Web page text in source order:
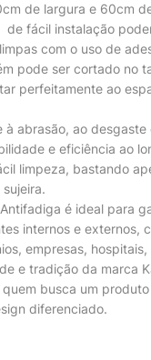
de largura e 60cm
de fácil instalação
com o uso de
pode ser cortado no
perfeitamente ao
à abrasão, ao desgaste
e eficiência ao
limpeza, bastando
é ideal para
internos e externos,
empresas,
e tradição da marca
busca um
diferenciado.